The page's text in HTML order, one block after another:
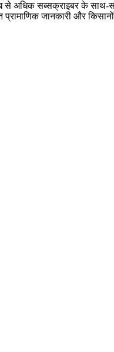
से अधिक सब्सक्राइबर के
प्रामाणिक जानकारी और